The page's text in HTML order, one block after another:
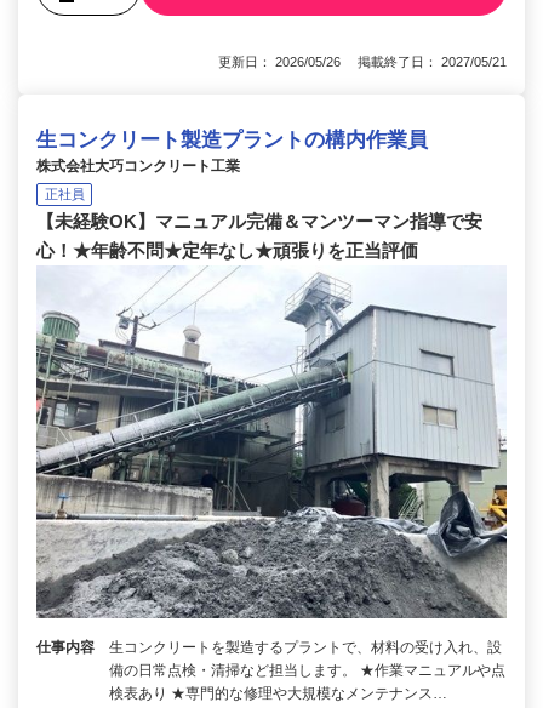
更新日： 2026/05/26 掲載終了日： 2027/05/21
生コンクリート製造プラントの構内作業員
株式会社大巧コンクリート工業
正社員
【未経験OK】マニュアル完備＆マンツーマン指導で安
心！★年齢不問★定年なし★頑張りを正当評価
仕事内容
生コンクリートを製造するプラントで、材料の受け入れ、設
備の日常点検・清掃など担当します。 ★作業マニュアルや点
検表あり ★専門的な修理や大規模なメンテナンス…